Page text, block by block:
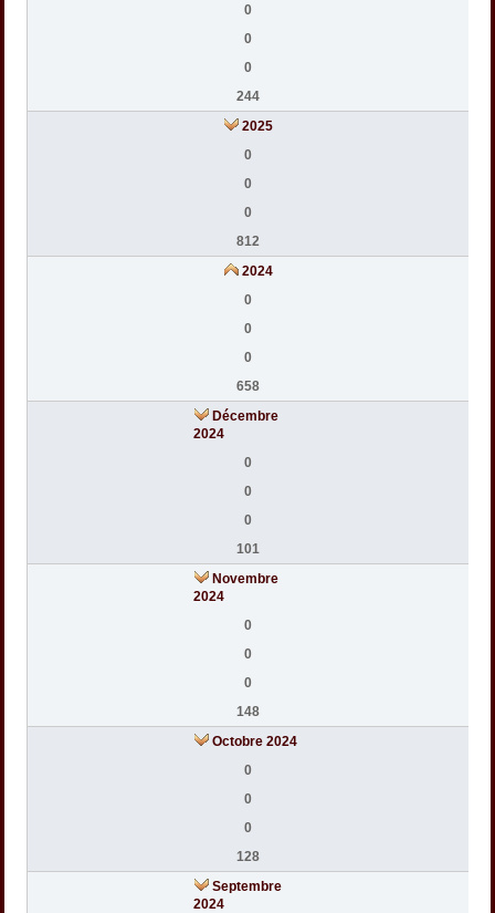
0
0
0
244
2025
0
0
0
812
2024
0
0
0
658
Décembre
2024
0
0
0
101
Novembre
2024
0
0
0
148
Octobre 2024
0
0
0
128
Septembre
2024